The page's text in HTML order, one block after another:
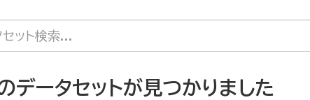
データセットが見つかりました